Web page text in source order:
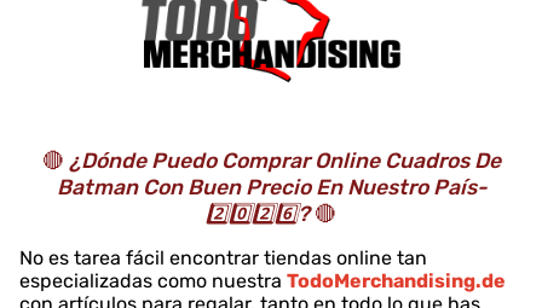
🔴 ¿Dónde Puedo Comprar Online Cuadros De
Batman Con Buen Precio En Nuestro País-
2️⃣0️⃣2️⃣6️⃣?🔴
No es tarea fácil encontrar tiendas online tan
especializadas como nuestra TodoMerchandising.de